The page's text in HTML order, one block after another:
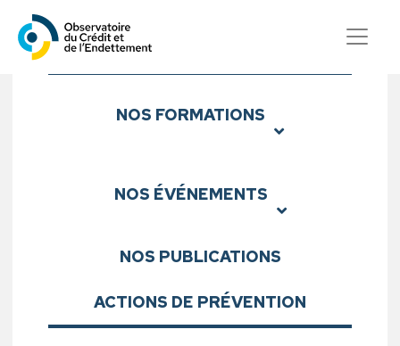
Observatoire du Crédit et
Sous-menu
NOS FORMATIONS
NOS ÉVÉNEMENTS
NOS PUBLICATIONS
ACTIONS DE PRÉVENTION